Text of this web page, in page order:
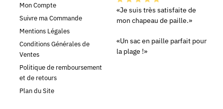
Mon Compte
Suivre ma Commande
Mentions Légales
Conditions Générales de
Ventes
Politique de remboursement
et de retours
Plan du Site
«Je suis très satisfaite de
mon chapeau de paille.»
«Un sac en paille parfait pour
la plage !»